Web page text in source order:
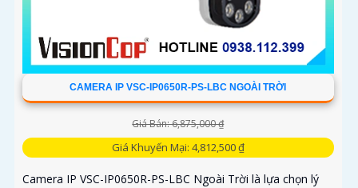
CAMERA IP VSC-IP0650R-PS-LBC NGOÀI TRỜI
Giá Bán: 6,875,000 ₫
Giá Khuyến Mại: 4,812,500 ₫
Camera IP VSC-IP0650R-PS-LBC Ngoài Trời là lựa chọn lý